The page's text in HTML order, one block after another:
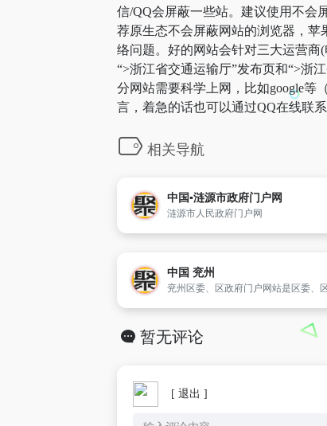
信/QQ会屏蔽一些站。建议使用不会
荐原生态不会屏蔽网站的浏览器，苹
络问题。好的网站会针对三大运营商
“>浙江省交通运输厅”发布页和“>浙
分网站需要科学上网，比如google等
言，着急的话也可以通过QQ在线联系
相关导航
中国▪涟源市政府门户网
涟源市人民政府门户网
中国 兖州
暂无评论
[ 退出 ]